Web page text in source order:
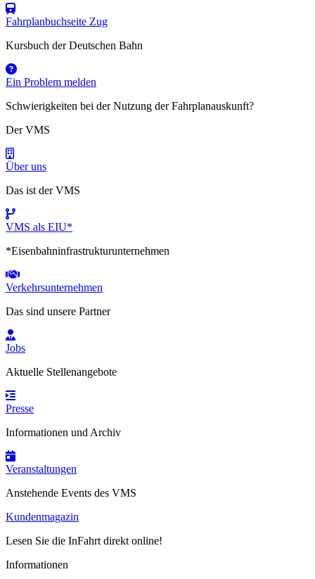
Fahrplanbuchseite Zug
Kursbuch der Deutschen Bahn
Ein Problem melden
Schwierigkeiten bei der Nutzung der Fahrplanauskunft?
Der VMS
Über uns
Das ist der VMS
VMS als EIU*
*Eisenbahninfrastrukturunternehmen
Verkehrsunternehmen
Das sind unsere Partner
Jobs
Aktuelle Stellenangebote
Presse
Informationen und Archiv
Veranstaltungen
Anstehende Events des VMS
Kundenmagazin
Lesen Sie die InFahrt direkt online!
Informationen